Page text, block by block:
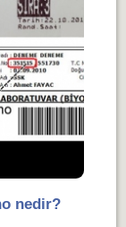
nedir?